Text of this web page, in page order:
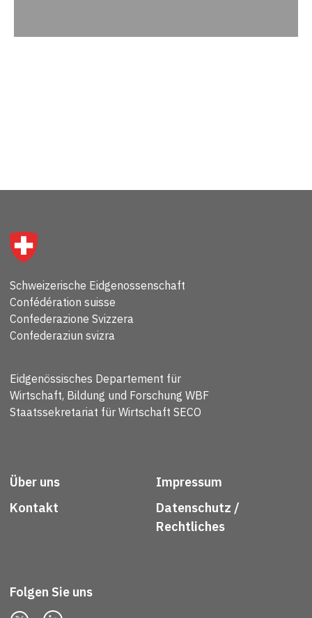
Schweizerische Eidgenossenschaft
Confédération suisse
Confederazione Svizzera
Confederaziun svizra
Eidgenössisches Departement für
Wirtschaft, Bildung und Forschung WBF
Staatssekretariat für Wirtschaft SECO
Über uns
Kontakt
Impressum
Datenschutz /
Rechtliches
Folgen Sie uns